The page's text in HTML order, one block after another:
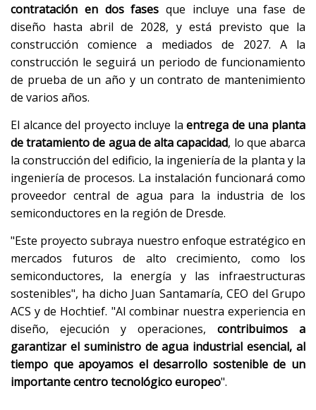
contratación en dos fases que incluye una fase de
diseño hasta abril de 2028, y está previsto que la
construcción comience a mediados de 2027. A la
construcción le seguirá un periodo de funcionamiento
de prueba de un año y un contrato de mantenimiento
de varios años.
El alcance del proyecto incluye laentrega de una planta
de tratamiento de agua de alta capacidad, lo que abarca
la construcción del edificio, la ingeniería de la planta y la
ingeniería de procesos. La instalación funcionará como
proveedor central de agua para la industria de los
semiconductores en la región de Dresde.
"Este proyecto subraya nuestro enfoque estratégico en
mercados futuros de alto crecimiento, como los
semiconductores, la energía y las infraestructuras
sostenibles", ha dicho Juan Santamaría, CEO del Grupo
ACS y de Hochtief. "Al combinar nuestra experiencia en
diseño, ejecución y operaciones, contribuimos a
garantizar el suministro de agua industrial esencial, al
tiempo que apoyamos el desarrollo sostenible de un
importante centro tecnológico europeo".